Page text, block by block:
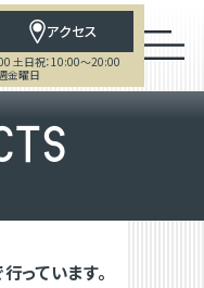
アクセス
土日祝：10:00～20:00
金曜日
TS
っています。